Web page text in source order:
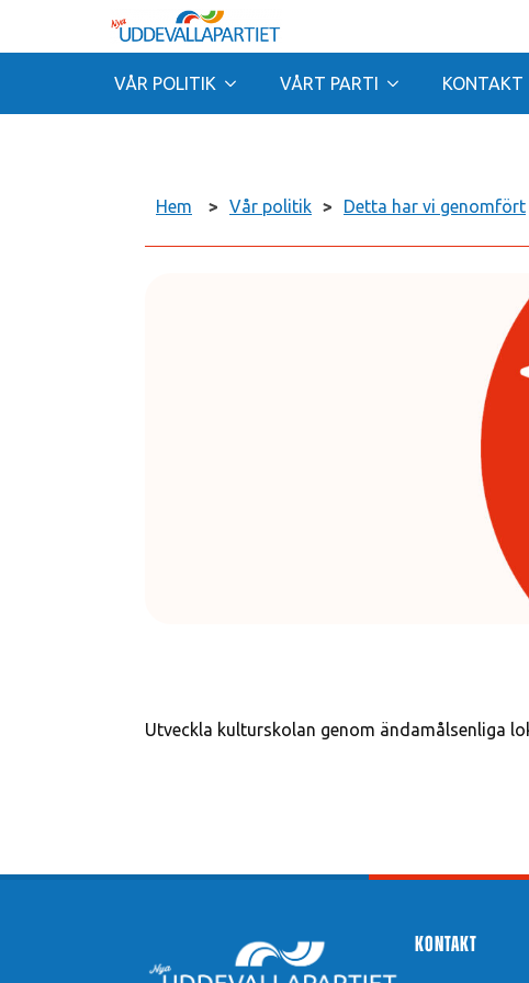
VÅR POLITIK VÅRT PARTI KONTAKT
Hem > Vår politik > Detta har vi genomfört
Utveckla kulturskolan genom ändamålsenliga
Kontakt